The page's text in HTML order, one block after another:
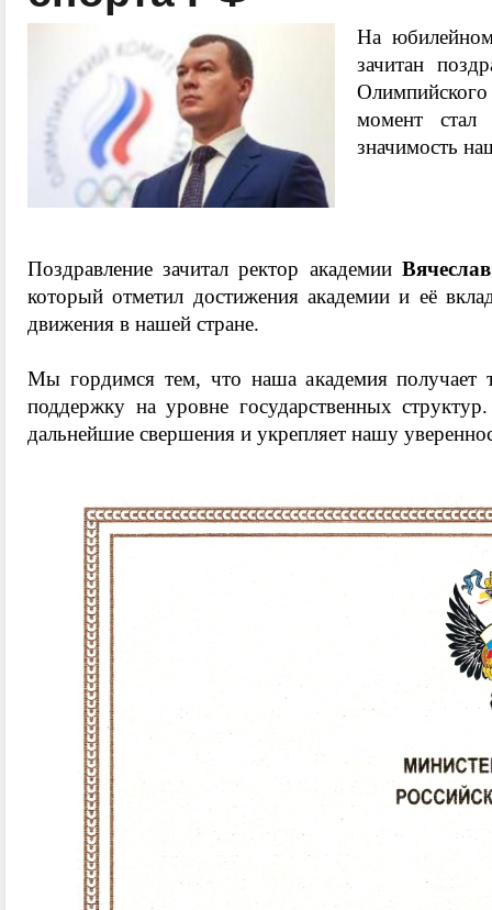
На
зачитан
момент стал
значимость
Поздравление зачитал ректор академии
который отметил достижения академии и её
движения в нашей стране.
Мы гордимся тем, что наша академия получает
поддержку на уровне государственных
дальнейшие свершения и укрепляет нашу